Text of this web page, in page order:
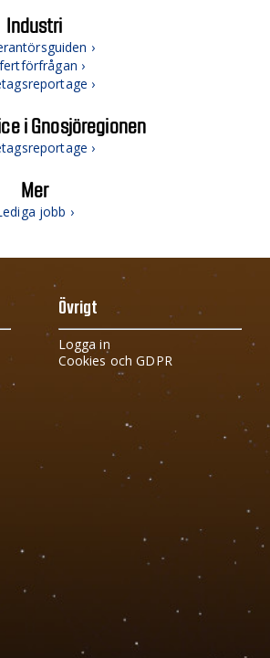
Industri
›
›
›
i Gnosjöregionen
›
Mer
jobb ›
Övrigt
Logga in
Cookies och GDPR